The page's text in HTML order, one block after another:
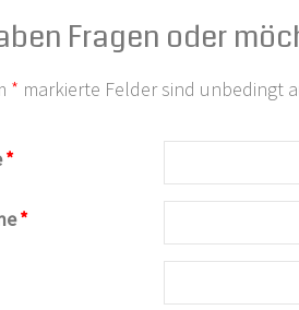
Fragen oder
* markierte Felder sind unbedingt
*
*